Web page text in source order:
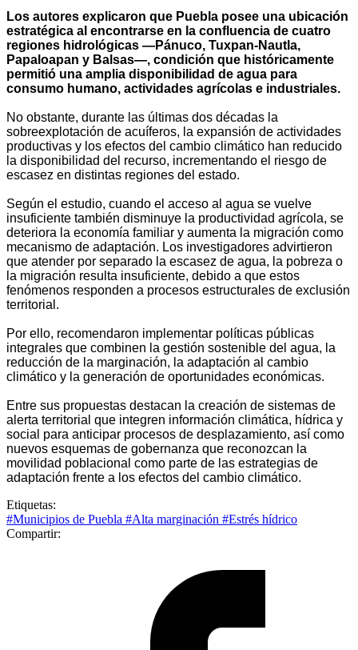
Los autores explicaron que Puebla posee una ubicación
estratégica al encontrarse en la confluencia de cuatro
regiones hidrológicas —Pánuco, Tuxpan-Nautla,
Papaloapan y Balsas—, condición que históricamente
permitió una amplia disponibilidad de agua para
consumo humano, actividades agrícolas e industriales.
No obstante, durante las últimas dos décadas la
sobreexplotación de acuíferos, la expansión de actividades
productivas y los efectos del cambio climático han reducido
la disponibilidad del recurso, incrementando el riesgo de
escasez en distintas regiones del estado.
Según el estudio, cuando el acceso al agua se vuelve
insuficiente también disminuye la productividad agrícola, se
deteriora la economía familiar y aumenta la migración como
mecanismo de adaptación. Los investigadores advirtieron
que atender por separado la escasez de agua, la pobreza o
la migración resulta insuficiente, debido a que estos
fenómenos responden a procesos estructurales de exclusión
territorial.
Por ello, recomendaron implementar políticas públicas
integrales que combinen la gestión sostenible del agua, la
reducción de la marginación, la adaptación al cambio
climático y la generación de oportunidades económicas.
Entre sus propuestas destacan la creación de sistemas de
alerta territorial que integren información climática, hídrica y
social para anticipar procesos de desplazamiento, así como
nuevos esquemas de gobernanza que reconozcan la
movilidad poblacional como parte de las estrategias de
adaptación frente a los efectos del cambio climático.
Etiquetas:
#Municipios de Puebla #Alta marginación #Estrés hídrico
Compartir: